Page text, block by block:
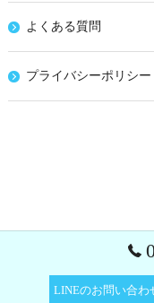
よくある質問
プライバシーポリシー
LINEのお問い合わ